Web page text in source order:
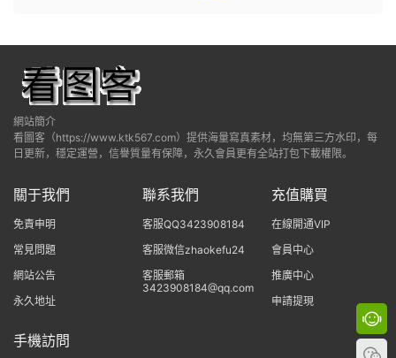
網站簡介
看圖客（https://www.ktk567.com）提供海量寫真素材，均無第三方水印，每
日更新，穩定運營，信譽質量有保障，永久會員更有全站打包下載權限。
關于我們
免責申明
常見問題
網站公告
永久地址
聯系我們
客服QQ3423908184
客服微信zhaokefu24
客服郵箱
3423908184@qq.com
充值購買
在線開通VIP
會員中心
推廣中心
申請提現
手機訪問